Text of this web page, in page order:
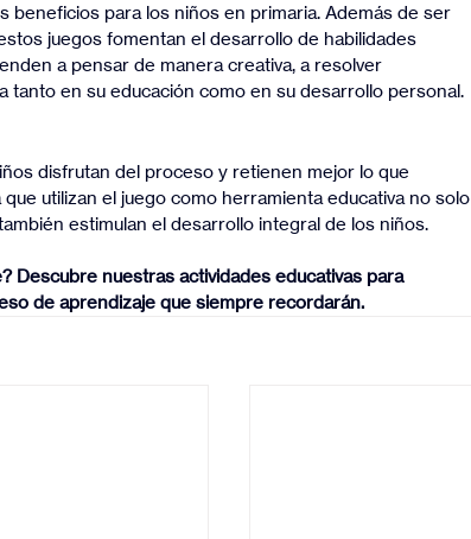
beneficios para los niños en primaria. Además de ser
juegos fomentan el desarrollo de habilidades
a pensar de manera creativa, a resolver
tanto en su educación como en su desarrollo personal.
disfrutan del proceso y retienen mejor lo que
utilizan el juego como herramienta educativa no solo
estimulan el desarrollo integral de los niños.
Descubre nuestras actividades educativas para
de aprendizaje que siempre recordarán.